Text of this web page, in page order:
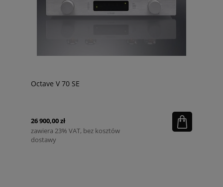
Octave V 70 SE
26 900,00 zł
zawiera 23% VAT, bez kosztów
dostawy